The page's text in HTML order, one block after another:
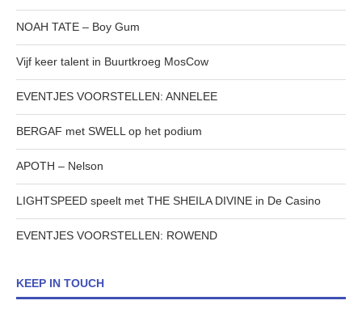
NOAH TATE – Boy Gum
Vijf keer talent in Buurtkroeg MosCow
EVENTJES VOORSTELLEN: ANNELEE
BERGAF met SWELL op het podium
APOTH – Nelson
LIGHTSPEED speelt met THE SHEILA DIVINE in De Casino
EVENTJES VOORSTELLEN: ROWEND
KEEP IN TOUCH